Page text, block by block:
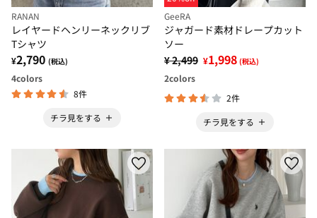
RANAN
レイヤードヘンリーネックリブ
Tシャツ
¥2,790 (税込)
4colors
8件
チラ見をする
GeeRA
ジャガード素材ドレープカット
ソー
¥ 2,499 ¥1,998 (税込)
2colors
2件
チラ見をする